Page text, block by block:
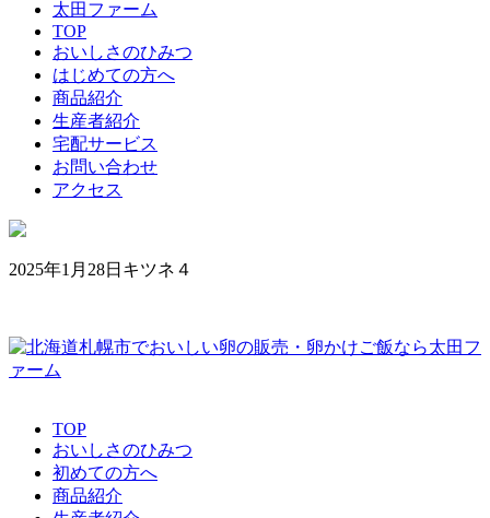
TOP
おいしさのひみつ
はじめての方へ
商品紹介
生産者紹介
宅配サービス
お問い合わせ
アクセス
2025年1月28日 キツネ４
TOP
おいしさのひみつ
初めての方へ
商品紹介